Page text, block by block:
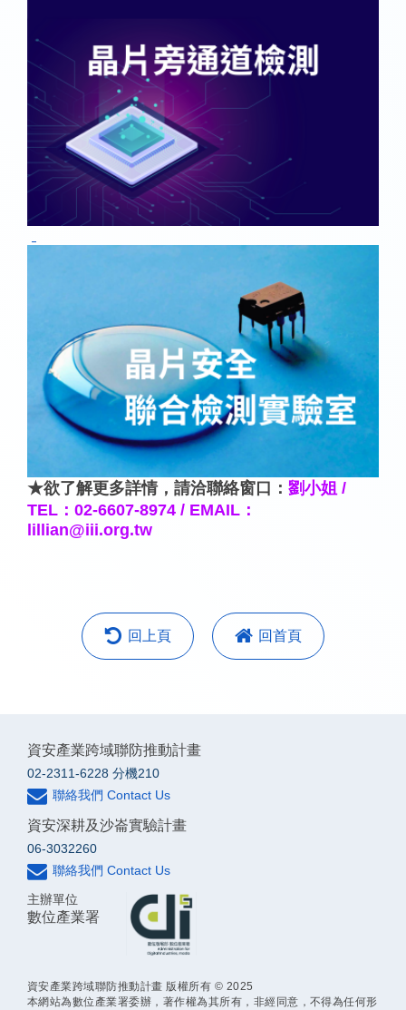
★欲了解更多詳情，請洽聯絡窗口： 劉小姐 /
TEL： 02-6607-8974 / EMAIL：
lillian@iii.org.tw
回上頁 回首頁
資安產業跨域聯防推動計畫
02-2311-6228 分機210
聯絡我們 Contact Us
資安深耕及沙崙實驗計畫
06-3032260
聯絡我們 Contact Us
主辦單位
數位產業署
資安產業跨域聯防推動計畫 版權所有 © 2025
本網站為數位產業署委辦，著作權為其所有，非經同意，不得為任何形